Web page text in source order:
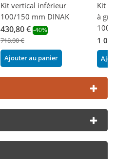
Kit vertical inférieur
100/150 mm DINAK
430,80 € -40%
718,00 €
Ajouter au panier
Kit
à
100/
1